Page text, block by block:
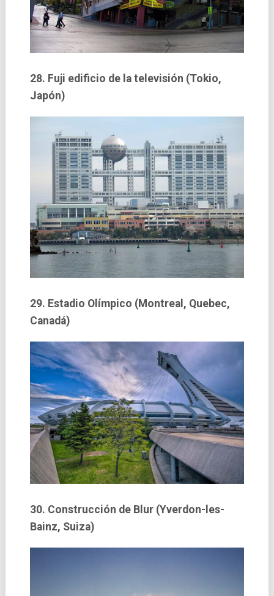
28. Fuji edificio de la televisión (Tokio,
Japón)
29. Estadio Olí­mpico (Montreal, Quebec,
Canadá)
30. Construcción de Blur (Yverdon-les-
Bainz, Suiza)